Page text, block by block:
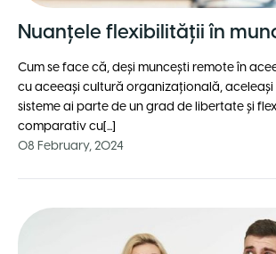
Nuanțele flexibilității în
Cum se face că, deși muncești remote în
cu aceeași cultură organizațională, aceleași
sisteme ai parte de un grad de libertate și
comparativ cu[...]
08 February, 2024